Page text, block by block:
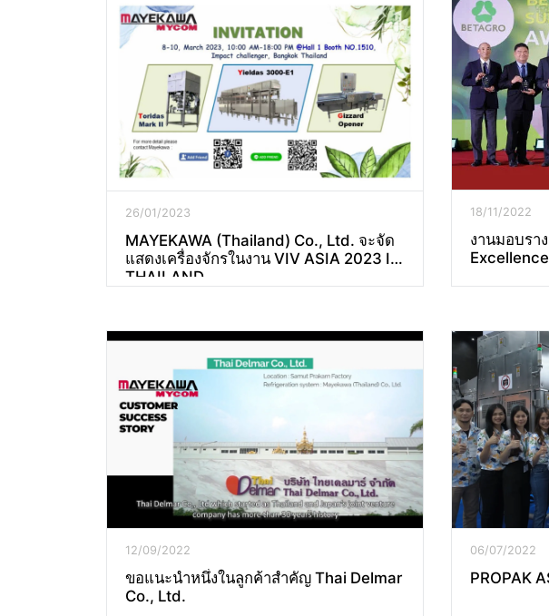
26/01/2023
MAYEKAWA (Thailand) Co., Ltd. จะจัด
แสดงเครื่องจักรในงาน VIV ASIA 2023 IN
THAILAND.
18/11/2022
งานมอบรา
12/09/2022
ขอแนะนำหนึ่งในลูกค้าสำคัญ Thai Delmar
Co., Ltd.
06/07/2022
PROPAK